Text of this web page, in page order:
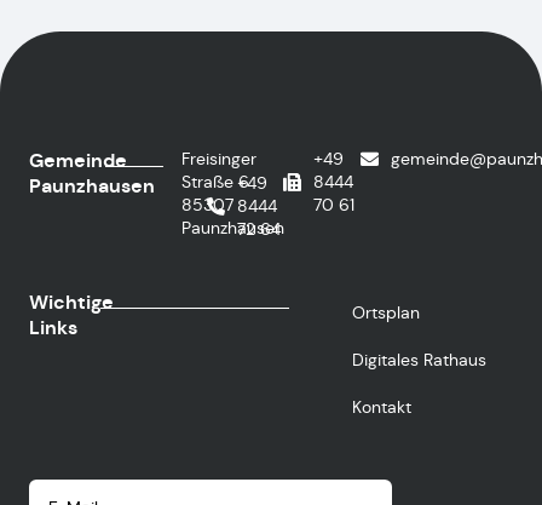
Gemeinde
Paunzhausen
Freisinger
Straße 6
85307
Paunzhausen
+49
8444
72 64
+49
8444
70 61
Wichtige
Links
Ortsplan
Digitales Rathaus
Kontakt